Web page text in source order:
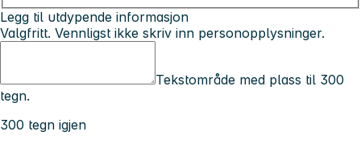
Legg til utdypende informasjon
Valgfritt. Vennligst ikke skriv inn personopplysninger.
Tekstområde med plass til 300
tegn.
300 tegn igjen